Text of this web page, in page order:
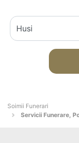
Soimii Funerari
Servicii Funerare,